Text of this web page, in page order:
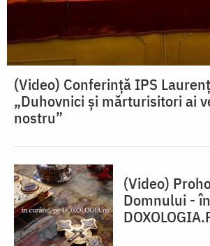
(Video) Conferinţă IPS
„Duhovnici și mărturisitori ai
nostru”
(Video)
Domnului -